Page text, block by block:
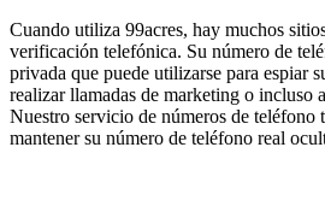
Cuando utiliza 99acres, hay muchos
verificación telefónica. Su número de
privada que puede utilizarse para espiar
realizar llamadas de marketing o incluso
Nuestro servicio de números de teléfono
mantener su número de teléfono real